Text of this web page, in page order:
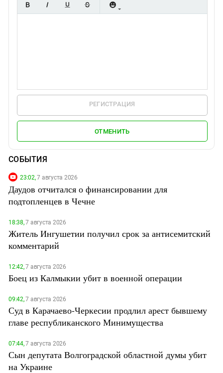
РЕГИСТРАЦИЯ
ОТМЕНИТЬ
СОБЫТИЯ
23:02,7 августа 2026
Даудов отчитался о финансировании для
подтопленцев в Чечне
18:38,7 августа 2026
Житель Ингушетии получил срок за антисемитский
комментарий
12:42,7 августа 2026
Боец из Калмыкии убит в военной операции
09:42,7 августа 2026
Суд в Карачаево-Черкесии продлил арест бывшему
главе республиканского Минимущества
07:44,7 августа 2026
Сын депутата Волгоградской областной думы убит
на Украине